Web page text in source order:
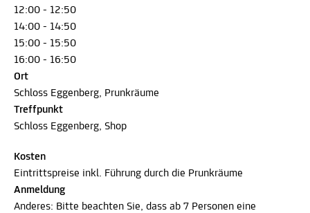
12:00 - 12:50
14:00 - 14:50
15:00 - 15:50
16:00 - 16:50
Ort
Schloss Eggenberg, Prunkräume
Treffpunkt
Schloss Eggenberg, Shop
Kosten
Eintrittspreise inkl. Führung durch die Prunkräume
Anmeldung
Anderes: Bitte beachten Sie, dass ab 7 Personen eine